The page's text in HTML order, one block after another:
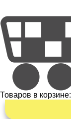
Товаров в корзине: